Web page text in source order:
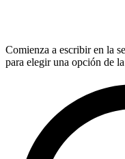
Comienza a escribir en la
para elegir una opción de